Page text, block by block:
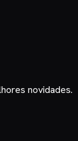
novidades.